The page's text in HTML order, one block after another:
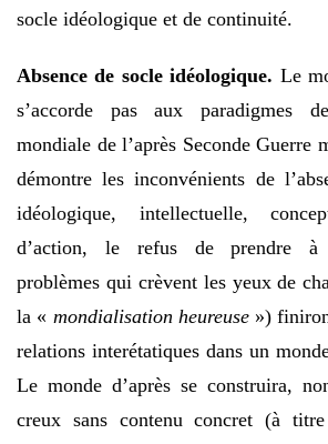
socle idéologique et de continuité.
Absence de socle idéologique. Le
s’accorde pas aux paradigmes
mondiale de l’après Seconde Guerre
démontre les inconvénients de
idéologique, intellectuelle,
d’action, le refus de prendre à
problèmes qui crèvent les yeux de
la « mondialisation heureuse»)
relations interétatiques dans un
Le monde d’après se construira,
creux sans contenu concret (à